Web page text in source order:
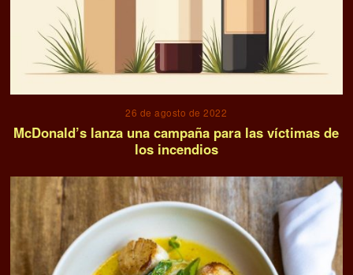
26 de agosto de 2022
McDonald’s lanza una campaña para las víctimas de
los incendios